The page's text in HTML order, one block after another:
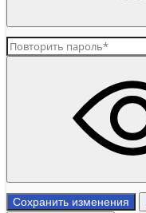
Сохранить изменения